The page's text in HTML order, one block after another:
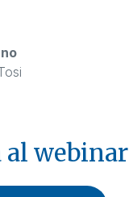
al webinar